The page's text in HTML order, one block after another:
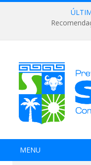
MENU